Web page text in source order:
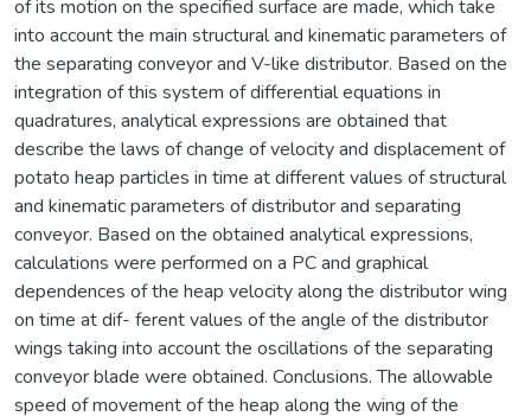
of its motion on the specified surface are made, which take
into account the main structural and kinematic parameters of
the separating conveyor and V-like distributor. Based on the
integration of this system of differential equations in
quadratures, analytical expressions are obtained that
describe the laws of change of velocity and displacement of
potato heap particles in time at different values of structural
and kinematic parameters of distributor and separating
conveyor. Based on the obtained analytical expressions,
calculations were performed on a PC and graphical
dependences of the heap velocity along the distributor wing
on time at dif- ferent values of the angle of the distributor
wings taking into account the oscillations of the separating
conveyor blade were obtained. Conclusions. The allowable
speed of movement of the heap along the wing of the